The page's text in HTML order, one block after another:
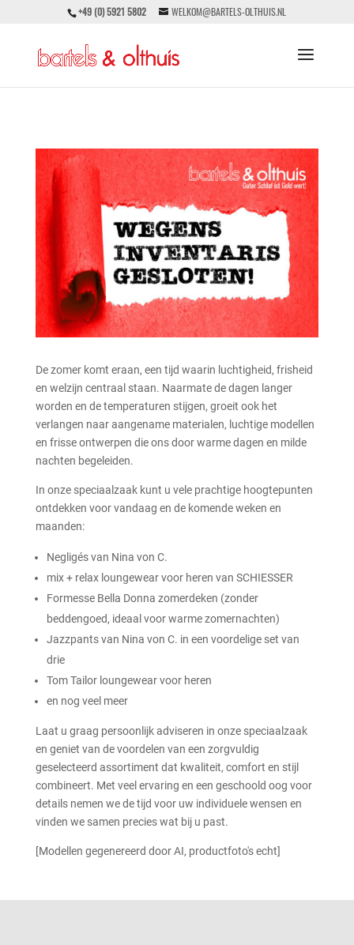
+49 (0) 5921 5802 WELKOM@BARTELS-OLTHUIS.NL
De zomer komt eraan, een tijd waarin luchtigheid, frisheid
en welzijn centraal staan. Naarmate de dagen langer
worden en de temperaturen stijgen, groeit ook het
verlangen naar aangename materialen, luchtige modellen
en frisse ontwerpen die ons door warme dagen en milde
nachten begeleiden.
In onze speciaalzaak kunt u vele prachtige hoogtepunten
ontdekken voor vandaag en de komende weken en
maanden:
Negligés van Nina von C.
mix + relax loungewear voor heren van SCHIESSER
Formesse Bella Donna zomerdeken (zonder
beddengoed, ideaal voor warme zomernachten)
Jazzpants van Nina von C. in een voordelige set van
drie
Tom Tailor loungewear voor heren
en nog veel meer
Laat u graag persoonlijk adviseren in onze speciaalzaak
en geniet van de voordelen van een zorgvuldig
geselecteerd assortiment dat kwaliteit, comfort en stijl
combineert. Met veel ervaring en een geschoold oog voor
details nemen we de tijd voor uw individuele wensen en
vinden we samen precies wat bij u past.
[Modellen gegenereerd door AI, productfoto's echt]